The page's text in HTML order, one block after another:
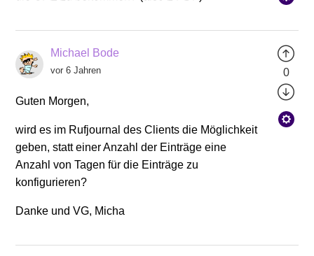
Michael Bode
vor 6 Jahren
Guten Morgen,
wird es im Rufjournal des Clients die Möglichkeit
geben, statt einer Anzahl der Einträge eine
Anzahl von Tagen für die Einträge zu
konfigurieren?
Danke und VG, Micha
0